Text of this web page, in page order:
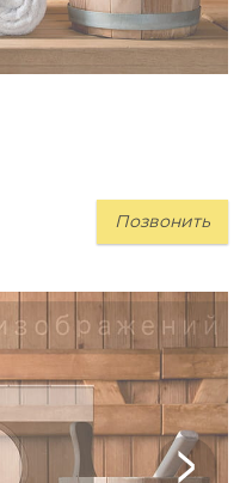
Позвонить